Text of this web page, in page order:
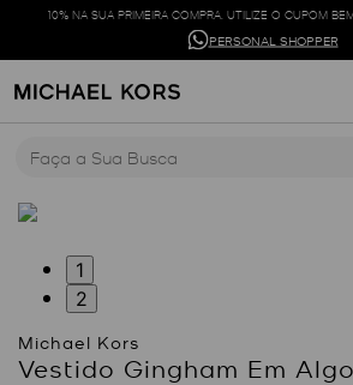
10% NA SUA PRIMEIRA COMPRA. UTILIZE O CUPOM
PERSONAL SHOPPER
1
2
Vestido Gingham Em